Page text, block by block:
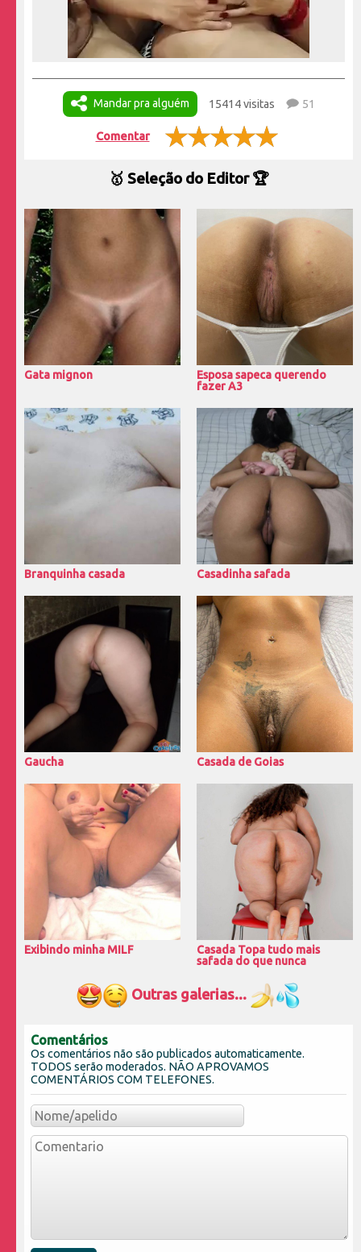
Mandar pra alguém 15414 visitas 51
Comentar
🥇 Seleção do Editor 🏆
Gata mignon
Esposa sapeca querendo
fazer A3
Branquinha casada Casadinha safada
Gaucha Casada de Goias
Exibindo minha MILF
Casada Topa tudo mais
safada do que nunca
Outras galerias...
Comentários
Os comentários não são publicados automaticamente.
TODOS serão moderados. NÃO APROVAMOS
COMENTÁRIOS COM TELEFONES.